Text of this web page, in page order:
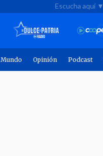
Escucha aquí ▼
Mundo Opinión Podcast